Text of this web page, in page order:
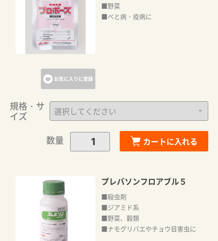
お気に入りに登録
■野菜
■べと病・疫病に
規格・サ
イズ
数量
カートに入れる
プレバソンフロアブル５
■殺虫剤
■ジアミド系
■野菜、穀類
■ナモグリバエやチョウ目害虫に